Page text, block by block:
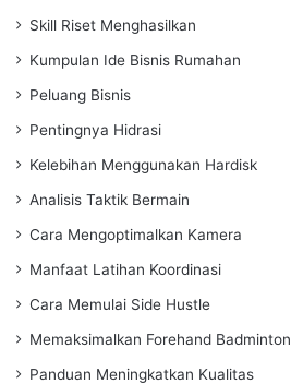
Skill Riset Menghasilkan
Kumpulan Ide Bisnis Rumahan
Peluang Bisnis
Pentingnya Hidrasi
Kelebihan Menggunakan Hardisk
Analisis Taktik Bermain
Cara Mengoptimalkan Kamera
Manfaat Latihan Koordinasi
Cara Memulai Side Hustle
Memaksimalkan Forehand Badminton
Panduan Meningkatkan Kualitas